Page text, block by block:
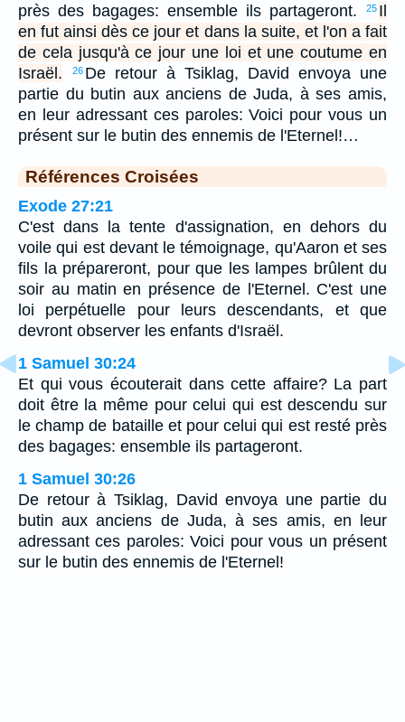
près des bagages: ensemble ils partageront.
25 Il
en fut ainsi dès ce jour et dans la suite, et l'on a fait
de cela jusqu'à ce jour une loi et une coutume en
Israël.
26 De retour à Tsiklag, David envoya une
partie du butin aux anciens de Juda, à ses amis,
en leur adressant ces paroles: Voici pour vous un
présent sur le butin des ennemis de l'Eternel!…
Références Croisées
Exode 27:21
C'est dans la tente d'assignation, en dehors du
voile qui est devant le témoignage, qu'Aaron et ses
fils la prépareront, pour que les lampes brûlent du
soir au matin en présence de l'Eternel. C'est une
loi perpétuelle pour leurs descendants, et que
devront observer les enfants d'Israël.
1 Samuel 30:24
Et qui vous écouterait dans cette affaire? La part
doit être la même pour celui qui est descendu sur
le champ de bataille et pour celui qui est resté près
des bagages: ensemble ils partageront.
1 Samuel 30:26
De retour à Tsiklag, David envoya une partie du
butin aux anciens de Juda, à ses amis, en leur
adressant ces paroles: Voici pour vous un présent
sur le butin des ennemis de l'Eternel!